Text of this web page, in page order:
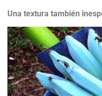
Una textura también